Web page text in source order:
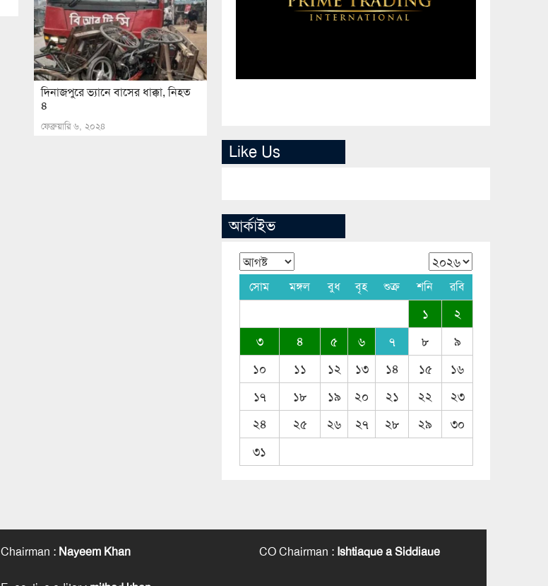
দিনাজপুরে ভ্যানে বাসের ধাক্কা, নিহত
৪
ফেব্রুয়ারি ৬, ২০২৪
Like Us
আর্কাইভ
সোম মঙ্গল বুধ বৃহ শুক্র শনি রবি
১
২
৩
৪ ৫ ৬ ৭ ৮
৯
১০
১১ ১২ ১৩ ১৪ ১৫
১৬
১৭
১৮ ১৯ ২০ ২১ ২২
২৩
২৪
২৫ ২৬ ২৭ ২৮ ২৯
৩০
৩১
Chairman : Nayeem Khan CO Chairman : Ishtiaque a Siddiaue